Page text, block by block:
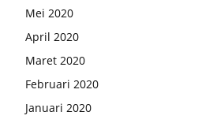
Mei 2020
April 2020
Maret 2020
Februari 2020
Januari 2020